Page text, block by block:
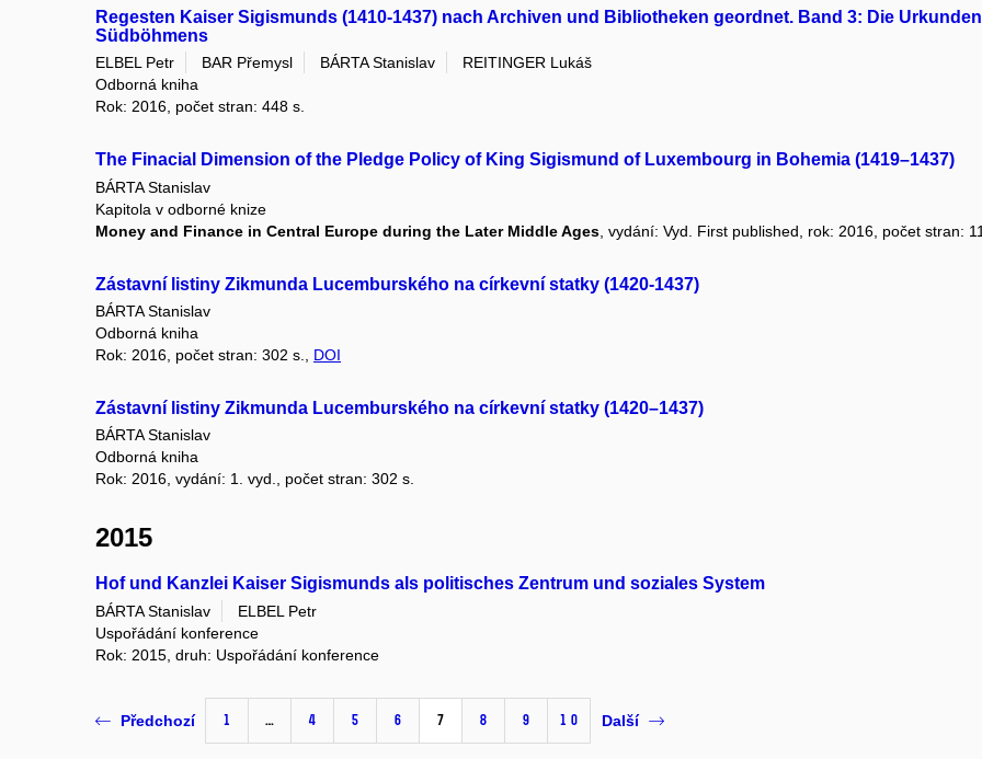
Regesten Kaiser Sigismunds (1410-1437) nach Archiven und Bibliotheken geordnet. Band 3: Die
Südböhmens
ELBEL Petr BAR Přemysl BÁRTA Stanislav
REITINGER Lukáš
Odborná kniha
Rok: 2016, počet stran: 448 s.
The Finacial Dimension of the Pledge Policy of King Sigismund of Luxembourg in Bohemia (1419–1437)
BÁRTA Stanislav
Kapitola v odborné knize
Money and Finance in Central Europe during the Later Middle Ages , vydání: Vyd. First published, rok: 2016, počet stran:
Zástavní listiny Zikmunda Lucemburského na církevní statky (1420-1437)
BÁRTA Stanislav
Odborná kniha
Rok: 2016, počet stran: 302 s., DOI
Zástavní listiny Zikmunda Lucemburského na církevní statky (1420–1437)
BÁRTA Stanislav
Odborná kniha
Rok: 2016, vydání: 1. vyd., počet stran: 302 s.
2015
Hof und Kanzlei Kaiser Sigismunds als politisches Zentrum und soziales System
BÁRTA Stanislav
ELBEL Petr
Uspořádání konference
Rok: 2015, druh: Uspořádání konference
Předchozí 1 … 4 5 6 7 8 9 10 Další